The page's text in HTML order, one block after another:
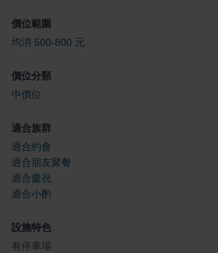
價位範圍
均消 500-800 元
價位分類
中價位
適合族群
適合約會
適合朋友聚餐
適合慶祝
適合小酌
設施特色
有停車場